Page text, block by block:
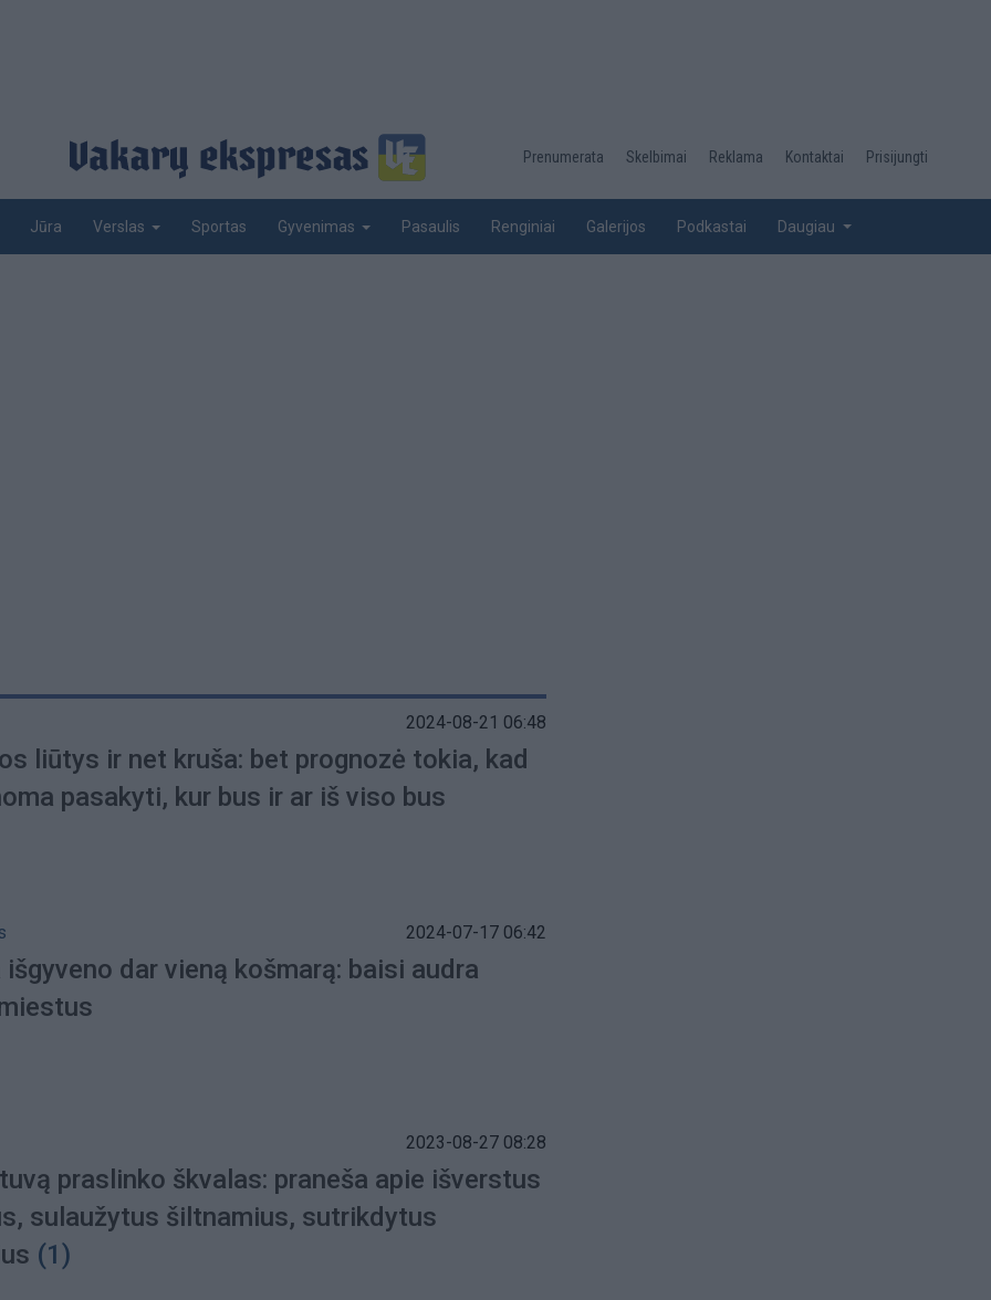
Desktop
top
Prenumerata Skelbimai Reklama Kontaktai Prisijungti
Jūra Verslas Sportas Gyvenimas Pasaulis Renginiai Galerijos Podkastai Daugiau
2024-08-21 06:48
liūtys ir net kruša: bet prognozė tokia, kad
pasakyti, kur bus ir ar iš viso bus
2024-07-17 06:42
išgyveno dar vieną košmarą: baisi audra
2023-08-27 08:28
praslinko škvalas: praneša apie išverstus
sulaužytus šiltnamius, sutrikdytus
(1)